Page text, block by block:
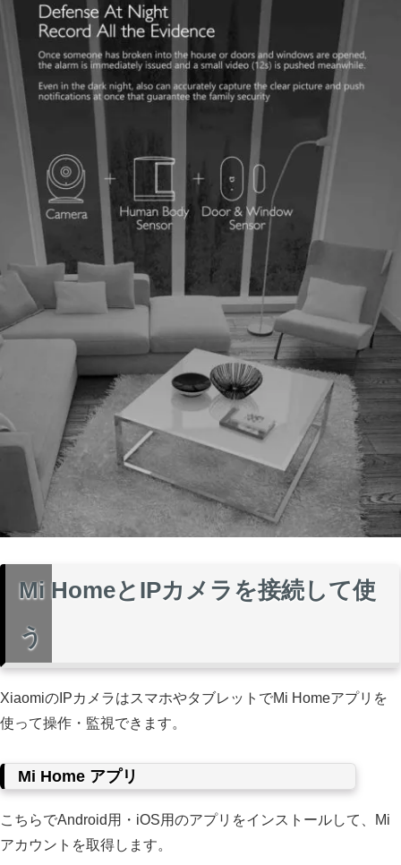
Mi HomeとIPカメラを接続して使
う
XiaomiのIPカメラはスマホやタブレットでMi Homeアプリを
使って操作・監視できます。
Mi Home アプリ
こちらでAndroid用・iOS用のアプリをインストールして、Mi
アカウントを取得します。